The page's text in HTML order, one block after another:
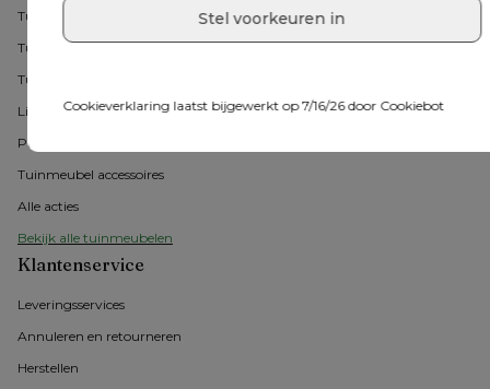
Stel voorkeuren in
Cookieverklaring laatst bijgewerkt op 7/16/26 door Cookiebot
Tuintafel met stoelen
Tuintafels
Tuinstoelen
Ligbedden
Parasols
Tuinmeubel accessoires
Alle acties
Bekijk alle tuinmeubelen
Klantenservice
Leveringsservices
Annuleren en retourneren
Herstellen